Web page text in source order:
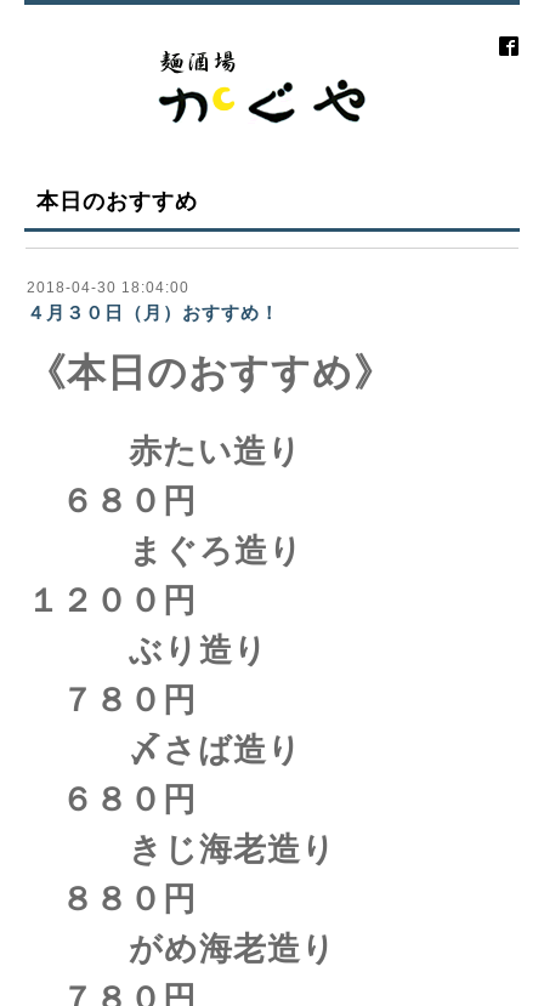
本日のおすすめ
2018-04-30 18:04:00
４月３０日（月）おすすめ！
《本日のおすすめ》
赤たい造り
６８０円
まぐろ造り
１２００円
ぶり造り
７８０円
〆さば造り
６８０円
きじ海老造り
８８０円
がめ海老造り
７８０円